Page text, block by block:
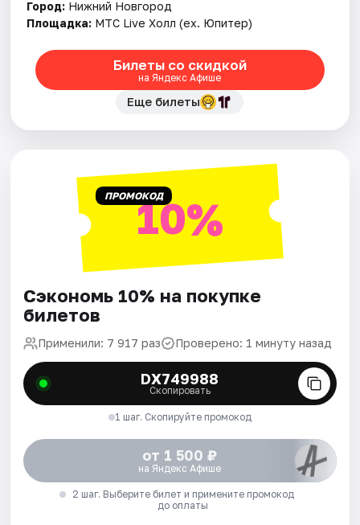
Город: Нижний Новгород
Площадка: МТС Live Холл (ex. Юпитер)
Билеты со скидкой
на Яндекс Афише
Еще билеты
ПРОМОКОД10%
Сэкономь 10% на покупке
билетов
Применили: 7 917 раз Проверено: 1 минуту назад
DX749988
Скопировать
1 шаг. Скопируйте промокод
от 1 500 ₽
на Яндекс Афише
2 шаг. Выберите билет и примените промокод
до оплаты